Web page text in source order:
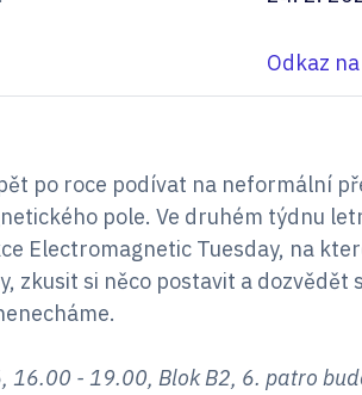
Odkaz
po roce podívat na neformální
pole. Ve druhém týdnu
Electromagnetic Tuesday, na
zkusit si něco postavit a dozvědět
- 19.00, Blok B2, 6. patro